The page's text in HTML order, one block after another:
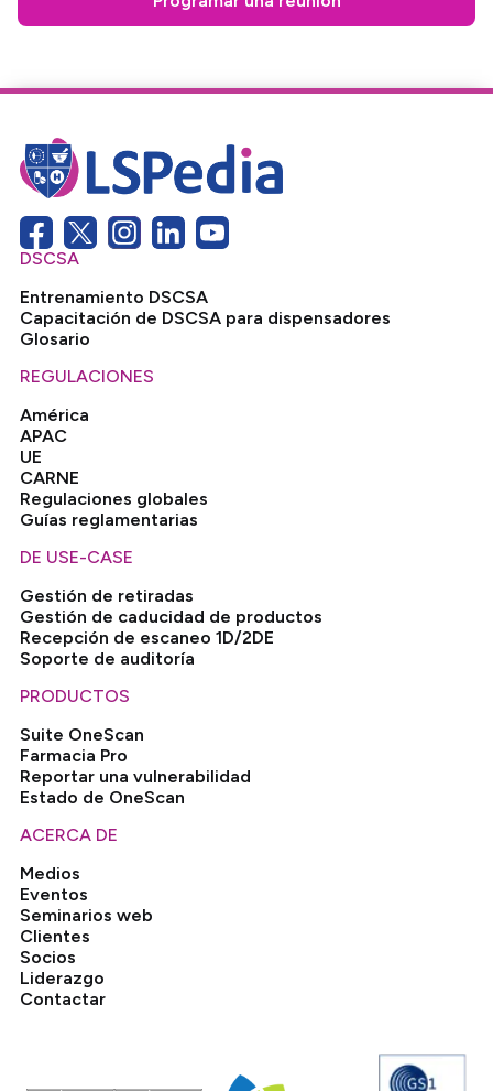
DSCSA
Entrenamiento DSCSA
Capacitación de DSCSA para dispensadores
Glosario
REGULACIONES
América
APAC
UE
CARNE
Regulaciones globales
Guías reglamentarias
DE USE-CASE
Gestión de retiradas
Gestión de caducidad de productos
Recepción de escaneo 1D/2DE
Soporte de auditoría
PRODUCTOS
Suite OneScan
Farmacia Pro
Reportar una vulnerabilidad
Estado de OneScan
ACERCA DE
Medios
Eventos
Seminarios web
Clientes
Socios
Liderazgo
Contactar